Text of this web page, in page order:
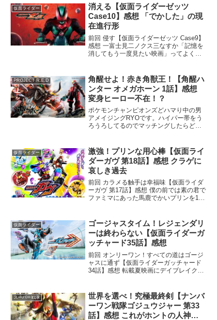
アメイジングRYOです。気が早いけど去
年同様記事に...
仮面ライダー
消える【仮面ライダーゼッツ
Case10】感想 「でかした」の現
在進行形
前回 侵す【仮面ライダーゼッツ Case9】
感想 一富士見二ノクス三なすか「記憶を
消してもう一度見たい映画」ってよく言
に考えたことがない男 アメイジングRYO
です私の場...
PROJECT R.E.D
角醒​せよ！赤き角獣​王！【角醒​ハ
ンター オメガホーン 1話】感想
変身ヒーロー不在！？
ポケモンチャンピオンズどハマり中の男
アメイジングRYOです。ハイパー帯をう
ろうろしてるのでマッチングしたらどう
ート！これまでの特撮ヒーローとは一風
変わった...
仮面ライダー
激強！プリンな用心棒【仮面ライ
ダーガヴ 第18話】感想 クラゲに
哀しき過去
前回 カラメる触手は幸福味【仮面ライダ
ーガヴ 第17話】感想 僕の前では素の君で
ファミマにあった馬鹿でかいプリンを1人
ね。好きなスイーツランキングでもプリ
ンは上位よ。...
仮面ライダー
ゴージャスタイム！レジェンダリ
ーは終わらない【仮面ライダーガ
ッチャード35話】感想
前回 オンリーワン！すべての道はゴージ
ャスに通ず【仮面ライダーガッチャード
34話】感想 転載夏映画にデイブレイク来
実はガッチャードではデイブレイクが一
番好きでして…...
スーパー戦隊
世界を選べ！究極最終剣【ナンバ
ーワン戦隊ゴジュウジャー 第33
話】感想 これがホントの人神一